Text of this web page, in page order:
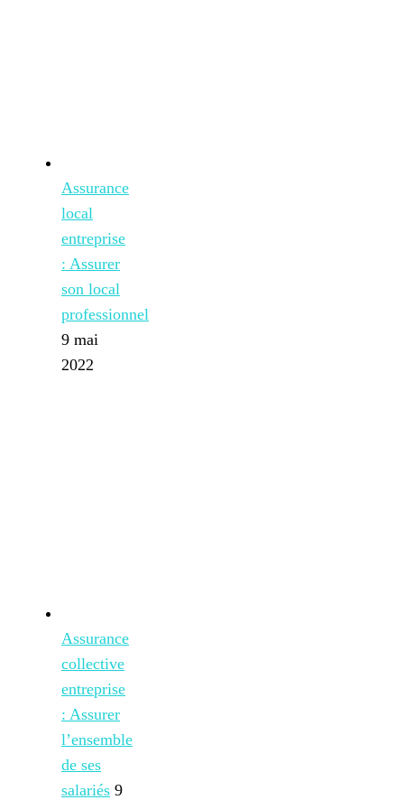
Assurance
local
entreprise
: Assurer
son local
professionnel
9 mai
2022
Assurance
collective
entreprise
: Assurer
l’ensemble
de ses
salariés 9